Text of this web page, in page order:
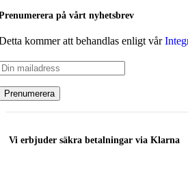
på vårt nyhetsbrev
kommer att behandlas enligt vår
Vi erbjuder säkra betalningar via Klarna